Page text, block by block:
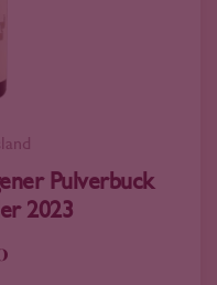
Pulverbuck
2023